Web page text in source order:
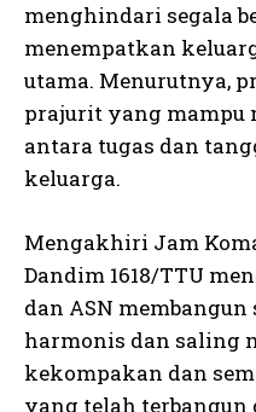
menghindari segala
menempatkan
utama. Menurutnya,
prajurit yang mampu
antara tugas dan
keluarga.
Mengakhiri Jam
Dandim 1618/TTU
dan ASN
harmonis dan saling
kekompakan dan
yang telah terbangun